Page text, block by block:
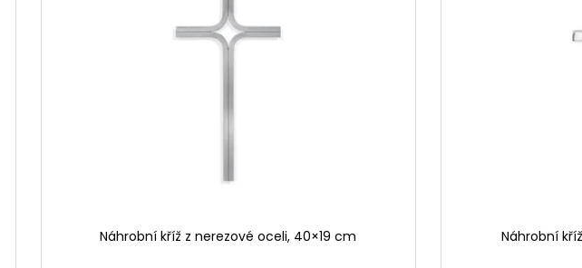
Náhrobní kříž z nerezové oceli, 40×19 cm Náhrobní